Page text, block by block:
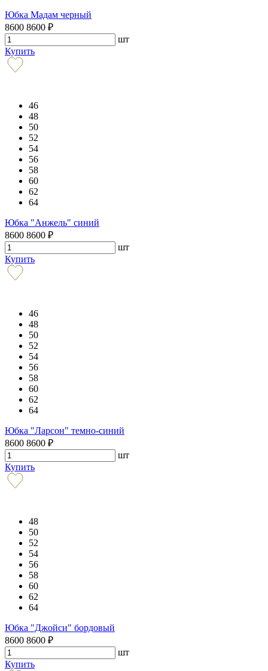
Юбка Мадам черный
8600 8600 ₽
шт
Купить
46
48
50
52
54
56
58
60
62
64
Юбка "Анжель" синий
8600 8600 ₽
шт
Купить
46
48
50
52
54
56
58
60
62
64
Юбка "Ларсон" темно-синий
8600 8600 ₽
шт
Купить
48
50
52
54
56
58
60
62
64
Юбка "Джойси" бордовый
8600 8600 ₽
шт
Купить